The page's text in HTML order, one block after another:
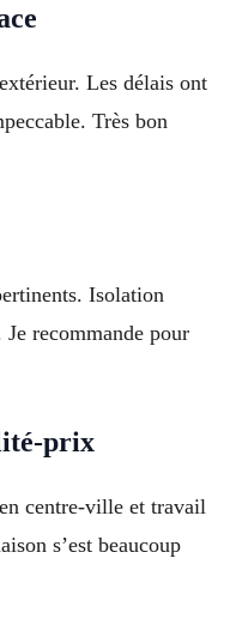
Les délais ont
Très bon
Isolation
recommande pour
prix
centre-ville et travail
s’est beaucoup